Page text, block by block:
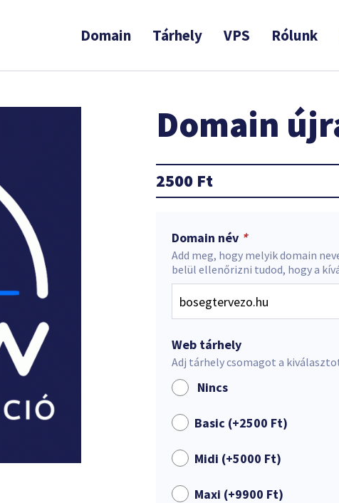
Domain Tárhely VPS Rólunk
Domain
2500 Ft
Domain név *
Add meg, hogy melyik domain
belül ellenőrizni tudod, hogy a
Web tárhely
Adj tárhely csomagot a
Nincs
Basic (+2500 Ft)
Midi (+5000 Ft)
Maxi (+9900 Ft)